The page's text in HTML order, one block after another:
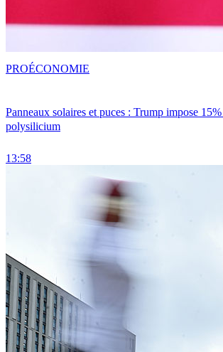
Panneaux solaires et puces : Trump impose
polysilicium
13:58
PROÉCONOMIE